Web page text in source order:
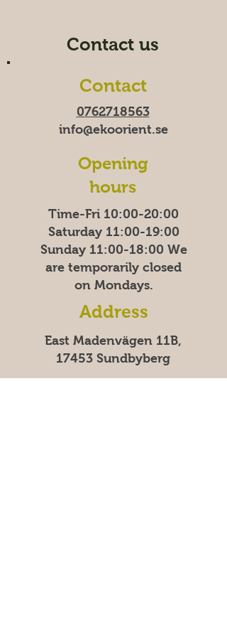
Contact us
Contact
0762718563
info@ekoorient.se
Opening
hours
Time-Fri 10:00-20:00
Saturday 11:00-19:00
Sunday 11:00-18:00 We
are temporarily closed
on Mondays.
Address
East Madenvägen 11B,
17453 Sundbyberg